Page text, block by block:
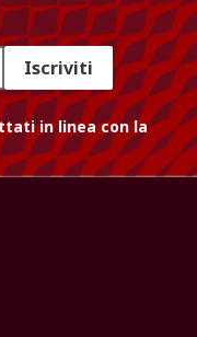
Iscriviti
in linea con la